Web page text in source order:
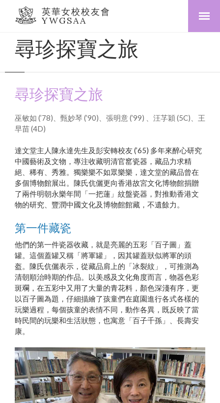
英華女校校友會
YWGSAA
尋珍探寶之旅
尋珍探寶之旅
巫敏如 (’78)、甄妙琴 (’90)、張明意 (’99) 、汪芓穎 (5C)、王
早苗 (4D)
達文堂主人陳永達先生及彭安轉校友 (’65) 多年來醉心研究
中國藝術及文物，專注收藏明清官窰瓷器，藏品力求精
絕、稀有、秀雅。獨樂樂不如眾樂樂，達文堂的藏品曾在
多個博物館展出。陳氏伉儷更向香港故宮文化博物館捐贈
了兩件明朝永樂年間「一把蓮」紋盤瓷器，對推動香港文
物的研究、豐潤中國文化及博物館館藏，不遺餘力。
第一件藏瓷
他們的第一件瓷器收藏，就是亮麗的五彩「百子圖」蓋
罐。這個蓋罐又稱「將軍罐」，因其罐蓋狀似將軍的頭
盔。陳氏伉儷表示，從藏品肩上的「冰裂紋」，可推測為
清朝順治時期的作品。以美感及文化角度而言，物器色彩
斑斕，在五彩中又用了大量的青花料，顏色深淺有序，更
以百子圖為題，仔細描繪了孩童們在庭園進行各式各樣的
玩樂過程，每個孩童的表情不同，動作各異，既反映了當
時民間的玩樂和生活狀態，也寓意「百子千孫」、長壽安
康。